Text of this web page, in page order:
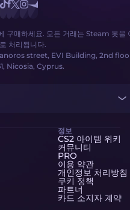
구매하세요. 모든 거래는 Steam 봇을
처리됩니다.
street, EVI Building, 2nd
Nicosia, Cyprus.
정보
CS2 아이템 위키
커뮤니티
PRO
이용 약관
개인정보 처리방침
쿠키 정책
파트너
카드 소지자 계약